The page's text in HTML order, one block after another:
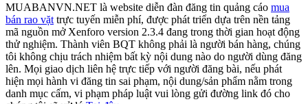
MUABANVN.NET là website diễn đàn đăng tin quảng cáo mua
bán rao vặt trực tuyến miễn phí, được phát triển dựa trên nền tảng
mã nguồn mở Xenforo version 2.3.4 đang trong thời gian hoạt động
thử nghiệm. Thành viên BQT không phải là người bán hàng, chúng
tôi không chịu trách nhiệm bất kỳ nội dung nào do người dùng đăng
lên. Mọi giao dịch liên hệ trực tiếp với người đăng bài, nếu phát
hiện mọi hành vi đăng tin sai phạm, nội dung/sản phẩm nằm trong
danh mục cấm, vi phạm pháp luật vui lòng gửi đường link đó cho